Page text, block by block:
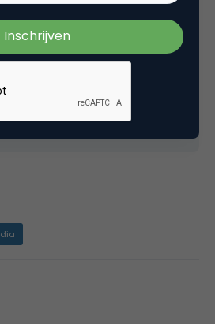
Zessen
bijAD.nl
verantwoordelijk voor het
AD en alle regionale titels.